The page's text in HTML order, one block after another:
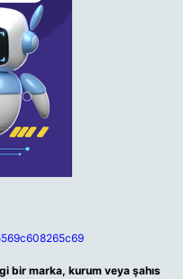
bir marka, kurum veya şahıs